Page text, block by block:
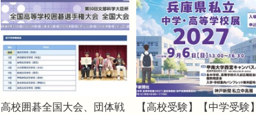
高校囲碁全国大会、団体戦
【高校受験】【中学受験】